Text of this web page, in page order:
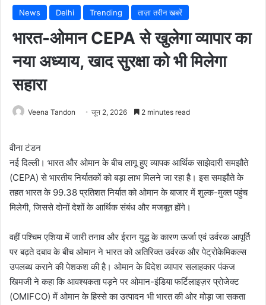
News Delhi Trending ताज़ा तरीन खबरें
भारत-ओमान CEPA से खुलेगा व्यापार का
नया अध्याय, खाद सुरक्षा को भी मिलेगा
सहारा
Veena Tandon जून 2, 2026 2 minutes read
वीना टंडन
नई दिल्ली। भारत और ओमान के बीच लागू हुए व्यापक आर्थिक साझेदारी समझौते
(CEPA) से भारतीय निर्यातकों को बड़ा लाभ मिलने जा रहा है। इस समझौते के
तहत भारत के 99.38 प्रतिशत निर्यात को ओमान के बाजार में शुल्क-मुक्त पहुंच
मिलेगी, जिससे दोनों देशों के आर्थिक संबंध और मजबूत होंगे।
वहीं पश्चिम एशिया में जारी तनाव और ईरान युद्ध के कारण ऊर्जा एवं उर्वरक आपूर्ति
पर बढ़ते दबाव के बीच ओमान ने भारत को अतिरिक्त उर्वरक और पेट्रोकेमिकल्स
उपलब्ध कराने की पेशकश की है। ओमान के विदेश व्यापार सलाहकार पंकज
खिमजी ने कहा कि आवश्यकता पड़ने पर ओमान-इंडिया फर्टिलाइज़र प्रोजेक्ट
(OMIFCO) में ओमान के हिस्से का उत्पादन भी भारत की ओर मोड़ा जा सकता